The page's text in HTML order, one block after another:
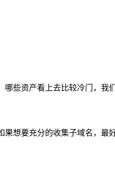
些资产看上去比较冷门，我
想要充分的收集子域名，